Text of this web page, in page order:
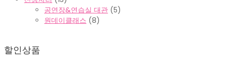
공연장&연습실 대관 (5)
원데이클래스 (8)
할인상품